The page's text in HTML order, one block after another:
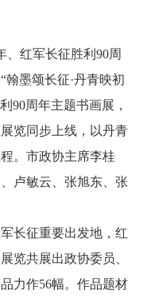
红军长征胜利90周
翰墨颂长征·丹青映初
90周年主题书画展，
览同步上线，以丹青
。市政协主席李桂
卢敏云、张旭东、张
长征重要出发地，红
览共展出政协委员、
力作56幅。作品题材